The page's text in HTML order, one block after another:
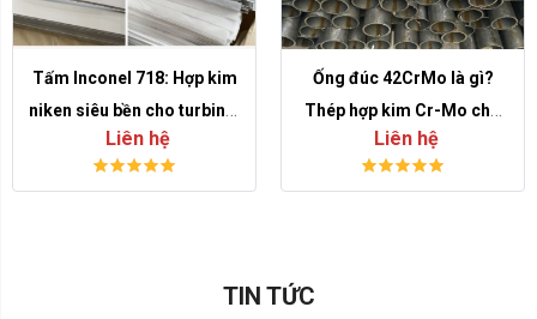
Tấm Inconel 718: Hợp kim
niken siêu bền cho turbine,
aerospace và thiết bị áp lực
Liên hệ
Ống đúc 42CrMo là gì?
Thép hợp kim Cr-Mo cho
chi tiết chịu tải cao
Liên hệ
TIN TỨC